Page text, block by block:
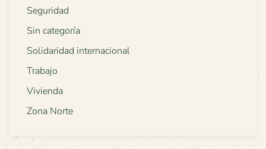
Seguridad
Sin categoría
Solidaridad internacional
Trabajo
Vivienda
Zona Norte